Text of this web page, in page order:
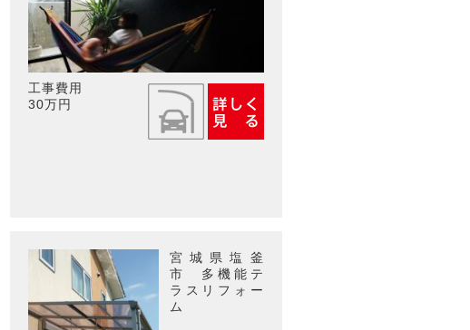
工事費用
30万円
宮城県塩釜
市 多機能テ
ラスリフォー
ム